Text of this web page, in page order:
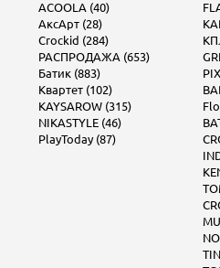
ACOOLA (40)
АксАрт (28)
Crockid (284)
РАСПРОДАЖА (653)
Батик (883)
Квартет (102)
KAYSAROW (315)
NIKASTYLE (46)
PlayToday (87)